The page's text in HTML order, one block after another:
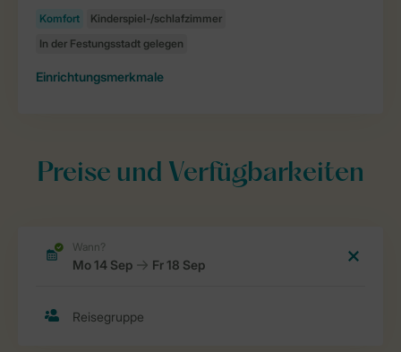
Einrichtungsmerkmale
Preise und Verfügbarkeiten